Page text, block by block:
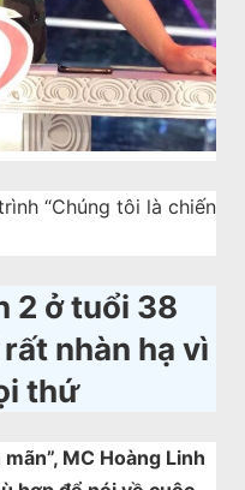
“Chúng tôi là chiến
2 ở tuổi 38
nhàn hạ vì
thứ
MC Hoàng Linh